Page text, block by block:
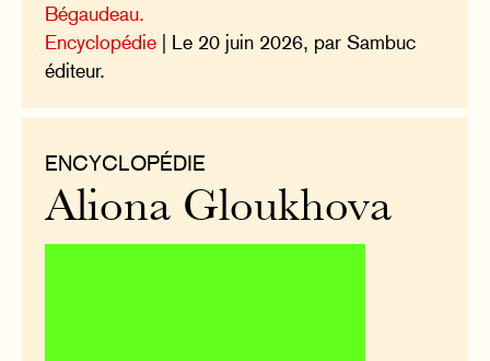
Bégaudeau.
Encyclopédie | Le 20 juin 2026, par Sambuc
éditeur.
ENCYCLOPÉDIE
Aliona Gloukhova